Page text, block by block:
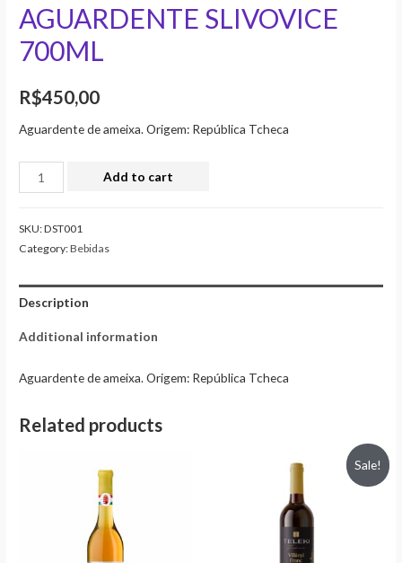
AGUARDENTE SLIVOVICE
700ML
R$450,00
Aguardente de ameixa. Origem: República Tcheca
Add to cart
SKU:DST001
Category:Bebidas
Description
Additional information
Aguardente de ameixa. Origem: República Tcheca
Related products
Sale!